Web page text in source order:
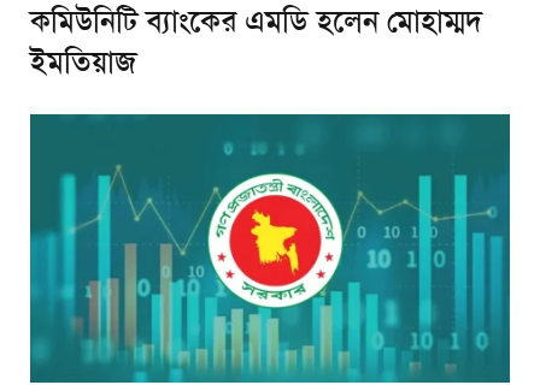
কমিউনিটি ব্যাংকের এমডি হলেন মোহাম্মদ
ইমতিয়াজ